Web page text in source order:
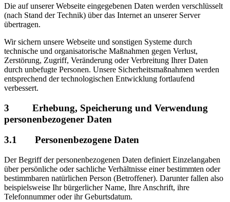
Die auf unserer Webseite eingegebenen Daten werden verschlüsselt
(nach Stand der Technik) über das Internet an unserer Server
übertragen.
Wir sichern unsere Webseite und sonstigen Systeme durch
technische und organisatorische Maßnahmen gegen Verlust,
Zerstörung, Zugriff, Veränderung oder Verbreitung Ihrer Daten
durch unbefugte Personen. Unsere Sicherheitsmaßnahmen werden
entsprechend der technologischen Entwicklung fortlaufend
verbessert.
3 Erhebung, Speicherung und Verwendung
personenbezogener Daten
3.1 Personenbezogene Daten
Der Begriff der personenbezogenen Daten definiert Einzelangaben
über persönliche oder sachliche Verhältnisse einer bestimmten oder
bestimmbaren natürlichen Person (Betroffener). Darunter fallen also
beispielsweise Ihr bürgerlicher Name, Ihre Anschrift, ihre
Telefonnummer oder ihr Geburtsdatum.